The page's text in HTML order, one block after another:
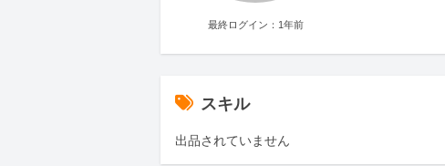
最終ログイン：1年前
スキル
出品されていません